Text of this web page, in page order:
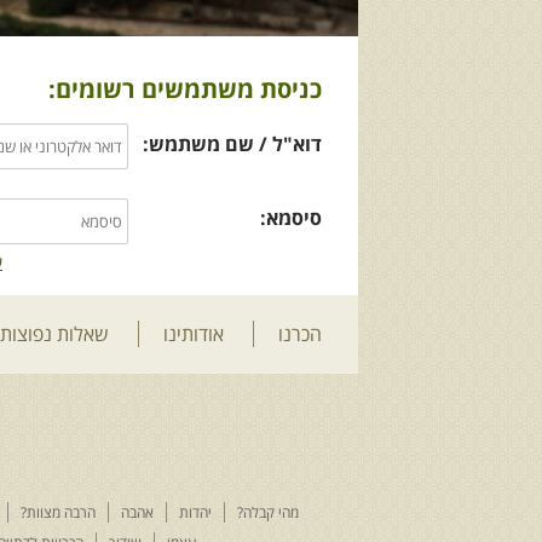
כניסת משתמשים רשומים:
דוא"ל / שם משתמש:
סיסמא:
הכרנו אודותינו שאלות נפוצות
מהי קבלה? יהדות אהבה
הרבה מצוות?